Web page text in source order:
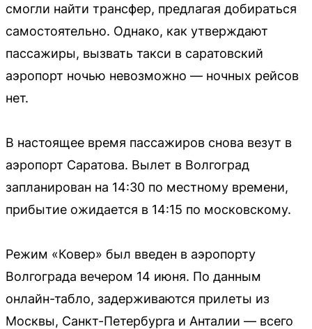
смогли найти трансфер, предлагая добираться
самостоятельно. Однако, как утверждают
пассажиры, вызвать такси в саратовский
аэропорт ночью невозможно — ночных рейсов
нет.
В настоящее время пассажиров снова везут в
аэропорт Саратова. Вылет в Волгоград
запланирован на 14:30 по местному времени,
прибытие ожидается в 14:15 по московскому.
Режим «Ковер» был введен в аэропорту
Волгограда вечером 14 июня. По данным
онлайн-табло, задерживаются прилеты из
Москвы, Санкт-Петербурга и Анталии — всего